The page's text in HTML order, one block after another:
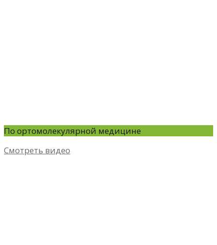
По ортомолекулярной медицине
Смотреть видео